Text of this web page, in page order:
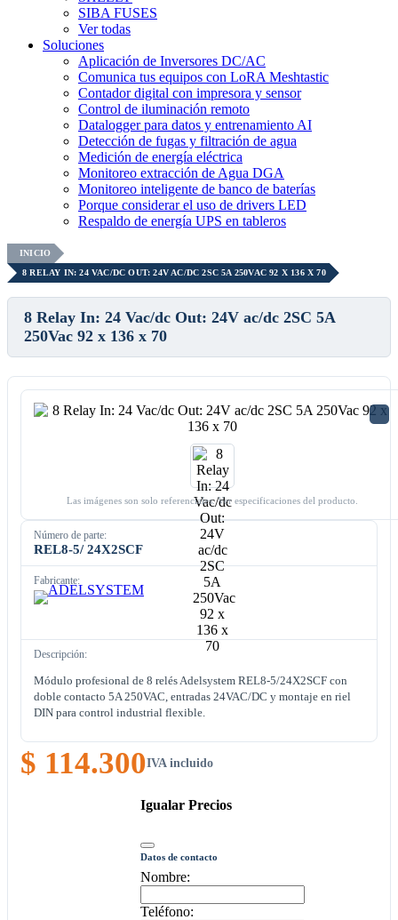
SIBA FUSES
Ver todas
Soluciones
Aplicación de Inversores DC/AC
Comunica tus equipos con LoRA Meshtastic
Contador digital con impresora y sensor
Control de iluminación remoto
Datalogger para datos y entrenamiento AI
Detección de fugas y filtración de agua
Medición de energía eléctrica
Monitoreo extracción de Agua DGA
Monitoreo inteligente de banco de baterías
Porque considerar el uso de drivers LED
Respaldo de energía UPS en tableros
INICIO
8 RELAY IN: 24 VAC/DC OUT: 24V AC/DC 2SC 5A 250VAC 92 X 136 X 70
8 Relay In: 24 Vac/dc Out: 24V ac/dc 2SC 5A
250Vac 92 x 136 x 70
Las imágenes son solo referenciales. Ver especificaciones del producto.
Número de parte:
REL8-5/ 24X2SCF
Fabricante:
Descripción:
Módulo profesional de 8 relés Adelsystem REL8-5/24X2SCF con
doble contacto 5A 250VAC, entradas 24VAC/DC y montaje en riel
DIN para control industrial flexible.
$ 114.300IVA incluido
Igualar Precios
Datos de contacto
Nombre:
Teléfono: